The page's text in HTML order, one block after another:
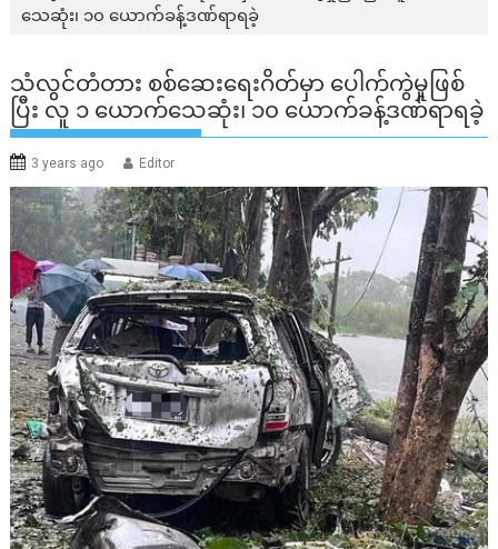
သေဆုံး၊ ၁၀ ယောက်ခန့်ဒဏ်ရာရခဲ့
သံလွင်တံတား စစ်ဆေးရေးဂိတ်မှာ ပေါက်ကွဲမှုဖြစ်
ပြီး လူ ၁ ယောက်သေဆုံး၊ ၁၀ ယောက်ခန့်ဒဏ်ရာရခဲ့
3 years ago Editor